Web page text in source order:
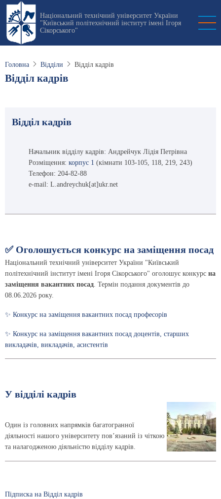
Перейти
основного
вмісту
Національний технічний університет України
"Київський політехнічний інститут імені Ігоря
Сікорського"
Головна Відділи Відділ кадрів
Відділ кадрів
Відділ кадрів
Начальник відділу кадрів: Андрейчук Лідія Петрівна
Розміщення: корпус 1 (кімнати 103-105, 118, 219, 243)
Телефон: 204-82-88
e-mail: L.andreychuk[at]ukr.net
✅ Оголошується конкурс на заміщення посад
Національний технічний університет України "Київський
політехнічний інститут імені Ігоря Сікорського" оголошує конкурс на
заміщення вакантних посад. Термін подання документів до
08.06.2026 року.
✨ Конкурс на заміщення вакантних посад професорів
✨ Конкурс на заміщення вакантних посад доцентів, старших
викладачів, викладачів, асистентів
У відділі кадрів
Один із головних напрямків багатогранної
діяльності нашого університету пов’язаний із чіткою
та налагодженою діяльністю відділу кадрів.
Підписка на Відділ кадрів